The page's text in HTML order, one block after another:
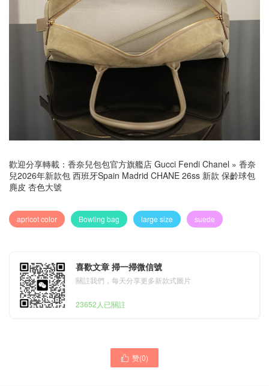
歡迎分享轉載： 香奈兒包包官方旗艦店 Gucci Fendi Chanel » 香奈
兒2026年新款包 西班牙Spain Madrid CHANE 26ss 新款 保齡球包
麂皮 杏色大號
apricot color Bowling bag large size suede
喜歡文章 掃一掃微信號
關註我們，每天分享更多新款式圖片
23652人已關註
 赞(0)香奈兒保齡球包麂皮絨 卡塔
爾 Qatar Doha CHANE